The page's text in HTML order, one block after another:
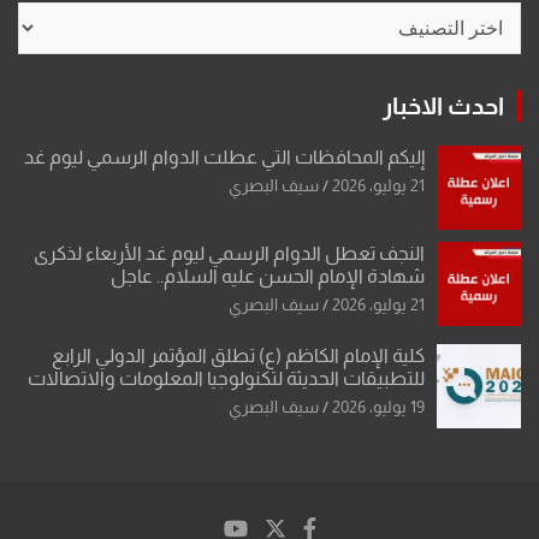
احدث الاخبار
إليكم المحافظات التي عطلت الدوام الرسمي ليوم غد
21 يوليو، 2026 سيف البصري
النجف تعطل الدوام الرسمي ليوم غد الأربعاء لذكرى
شهادة الإمام الحسن عليه السلام.. عاجل
21 يوليو، 2026 سيف البصري
كلية الإمام الكاظم (ع) تطلق المؤتمر الدولي الرابع
للتطبيقات الحديثة لتكنولوجيا المعلومات والاتصالات
19 يوليو، 2026 سيف البصري